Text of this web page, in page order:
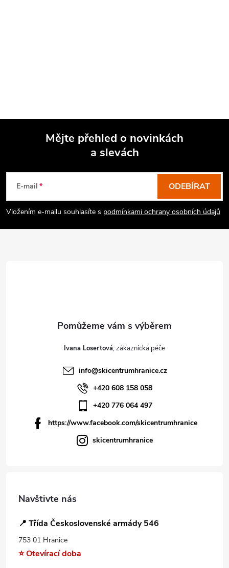
Mějte přehled o novinkách
a slevách
E-mail
Vložením e-mailu souhlasíte s podmínkami ochrany osobních údajů
ODEBÍRAT
Ivana Losertová
info@skicentrumhranice.cz
+420 608 158 058
+420 776 064 497
https://www.facebook.com/skicentrumhranice
skicentrumhranice
Navštivte nás
📍 Třída Československé armády 546
753 01 Hranice
⭐ Otevírací doba